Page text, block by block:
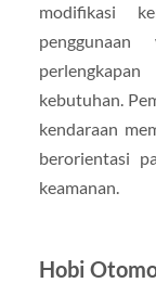
modifikasi
kebutuhan.
kendaraan
berorientasi
keamanan.
Hobi